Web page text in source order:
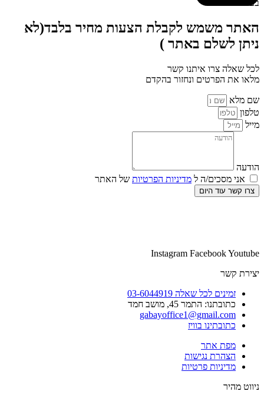
בעמוד המוצר
האתר משמש לקבלת הצעות מחיר בלבד(לא
ניתן לשלם באתר )
לכל שאלה צרו איתנו קשר
מלאו את הפרטים ונחזור בהקדם
שם מלא
טלפון
מייל
הודעה
אני מסכים/ה ל מדיניות הפרטיות של האתר
צרו קשר עוד היום
Instagram FacebookYoutube
יצירת קשר
זמינים לכל שאלה 03-6044919
כתובתנו: התמר 45, מושב חמד​
gabayoffice1@gmail.com
כתובתינו בוויז
מפת אתר
הצהרת נגישות
מדיניות פרטיות
ניווט מהיר